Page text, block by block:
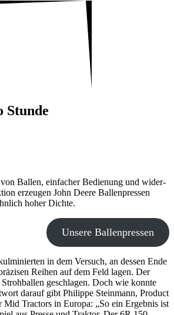
Stunde
Ballen, einfa­cher Bedie­nung und wider­
erzeugen John Deere Ballen­pressen
hoher Dichte.
Unsere Ballen­pressen
in dem Versuch, an dessen Ende
Reihen auf dem Feld lagen. Der
geschlagen. Doch wie konnte
darauf gibt Phil­ippe Stein­mann, Product
Trac­tors in Europa: „So ein Ergebnis ist